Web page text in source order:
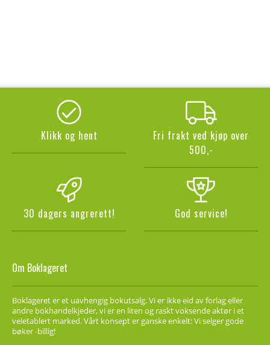
Klikk og hent
Fri frakt ved kjøp over
500,-
30 dagers angrerett! God service!
Om Boklageret
Boklageret er et uavhengig bokutsalg. Vi er ikke eid av forlag eller
andre bokhandelkjeder, vi er en liten og raskt voksende aktør i et
veletablert marked. Vårt konsept er ganske enkelt: Vi selger gode
bøker -billig!